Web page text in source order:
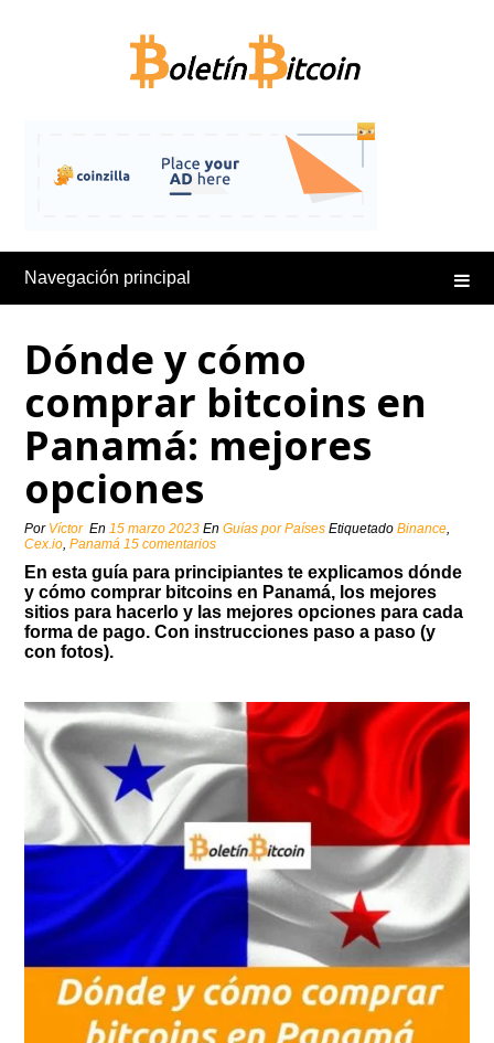
Navegación principal
Dónde y cómo
comprar bitcoins en
Panamá: mejores
opciones
Por Víctor En15 marzo 2023 EnGuías por Países EtiquetadoBinance,
Cex.io,Panamá 15 comentarios
En esta guía para principiantes te explicamos dónde
y cómo comprar bitcoins en Panamá, los mejores
sitios para hacerlo y las mejores opciones para cada
forma de pago. Con instrucciones paso a paso (y
con fotos).